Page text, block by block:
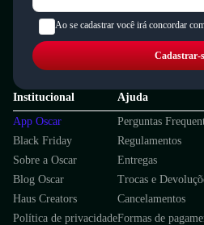
Ao se cadastrar você irá concordar
Cadastrar-
Institucional
App Oscar
Black Friday
Sobre a Oscar
Blog Oscar
Haus Creators
Política de privacidade
Ajuda
Perguntas
Regulamentos
Entregas
Trocas e
Cancelamentos
Formas de